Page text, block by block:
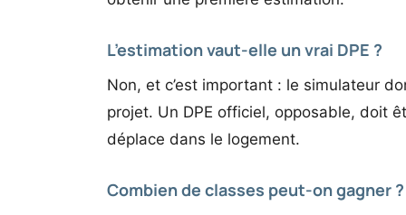
L’estimation vaut-elle un vrai DPE ?
Non, et c’est important : le simulateur
projet. Un DPE officiel, opposable, doit
déplace dans le logement.
Combien de classes peut-on gagner ?